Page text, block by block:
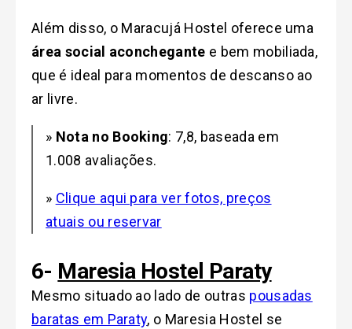
Além disso, o Maracujá Hostel oferece uma
área social aconchegante e bem mobiliada,
que é ideal para momentos de descanso ao
ar livre.
» Nota no Booking: 7,8, baseada em
1.008 avaliações.
» Clique aqui para ver fotos, preços
atuais ou reservar
6- Maresia Hostel Paraty
Mesmo situado ao lado de outras pousadas
baratas em Paraty, o Maresia Hostel se